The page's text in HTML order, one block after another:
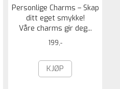
Personlige Charms – Skap
ditt eget smykke!
Våre charms gir deg...
199,-
KJØP